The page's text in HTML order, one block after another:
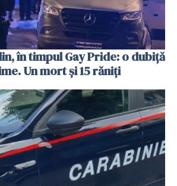
în timpul Gay Pride: o dubiță
Un mort și 15 răniți